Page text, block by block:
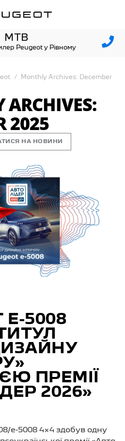
МТВ
Peugeot у Рівному
Monthly Archives: December
2025
НА НОВИНИ
E-5008
ПРЕМІЇ
2026»
e-5008 4×4 здобув одну